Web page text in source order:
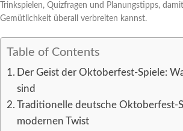
Trinkspielen, Quizfragen und Planungstipps,
Gemütlichkeit überall verbreiten kannst.
Table of Contents
Der Geist der Oktoberfest-Spiele:
sind
Traditionelle deutsche Oktoberfest-
modernen Twist